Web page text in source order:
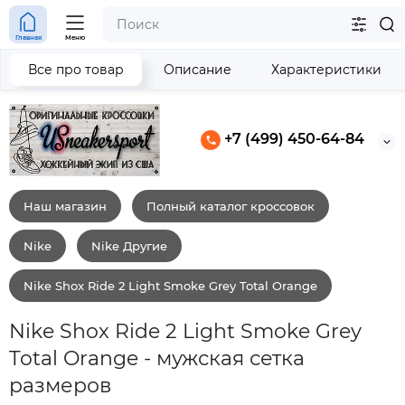
+7 (499) 450-64-84
Главная Меню
Наш магазин Полный каталог кроссовок
Nike Nike Другие
Nike Shox Ride 2 Light Smoke Grey Total Orange
Nike Shox Ride 2 Light Smoke Grey
Total Orange - мужская сетка
размеров
Все про товар Описание Характеристики